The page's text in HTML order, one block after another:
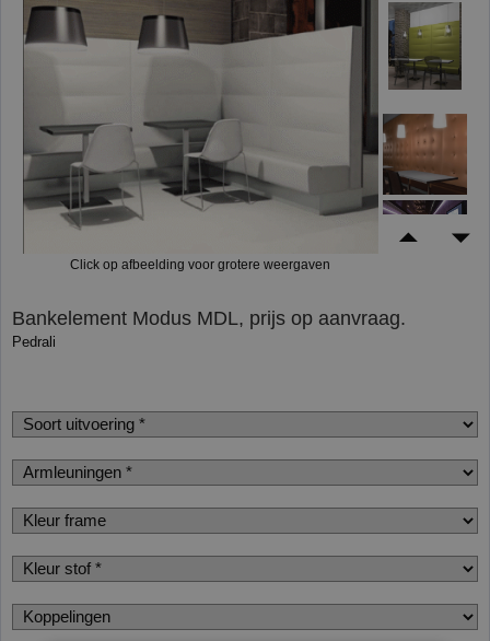
Click op afbeelding voor grotere weergaven
Bankelement Modus MDL, prijs op aanvraag.
Pedrali